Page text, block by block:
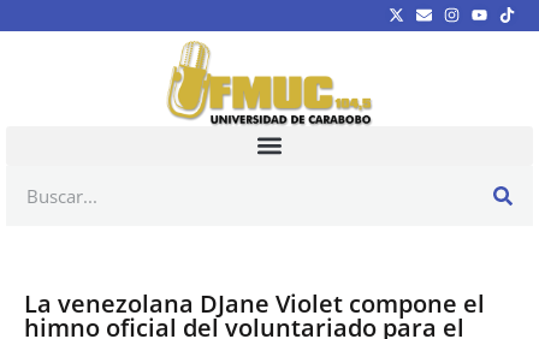
La venezolana DJane Violet compone el
himno oficial del voluntariado para el